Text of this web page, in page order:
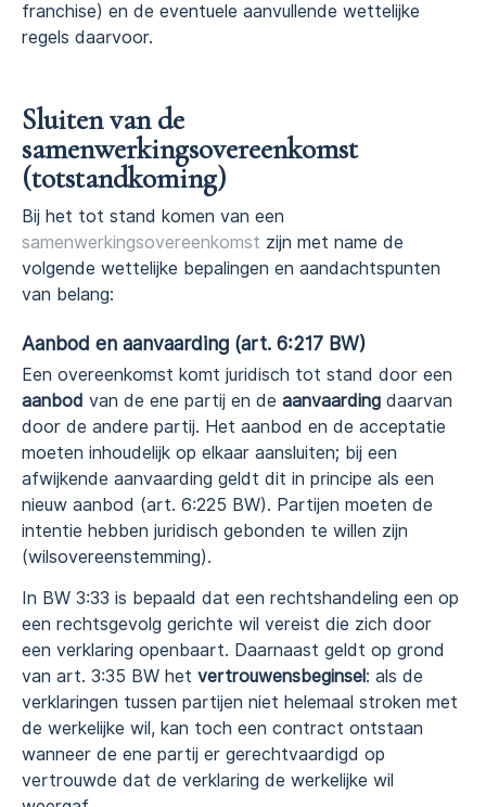
franchise) en de eventuele aanvullende wettelijke
regels daarvoor.
Sluiten van de
samenwerkingsovereenkomst
(totstandkoming)
Bij het tot stand komen van een
samenwerkingsovereenkomst zijn met name de
volgende wettelijke bepalingen en aandachtspunten
van belang:
Aanbod en aanvaarding (art. 6:217 BW)
Een overeenkomst komt juridisch tot stand door een
aanbod van de ene partij en de aanvaarding daarvan
door de andere partij. Het aanbod en de acceptatie
moeten inhoudelijk op elkaar aansluiten; bij een
afwijkende aanvaarding geldt dit in principe als een
nieuw aanbod (art. 6:225 BW). Partijen moeten de
intentie hebben juridisch gebonden te willen zijn
(wilsovereenstemming).
In BW 3:33 is bepaald dat een rechtshandeling een op
een rechtsgevolg gerichte wil vereist die zich door
een verklaring openbaart. Daarnaast geldt op grond
van art. 3:35 BW het vertrouwensbeginsel: als de
verklaringen tussen partijen niet helemaal stroken met
de werkelijke wil, kan toch een contract ontstaan
wanneer de ene partij er gerechtvaardigd op
vertrouwde dat de verklaring de werkelijke wil